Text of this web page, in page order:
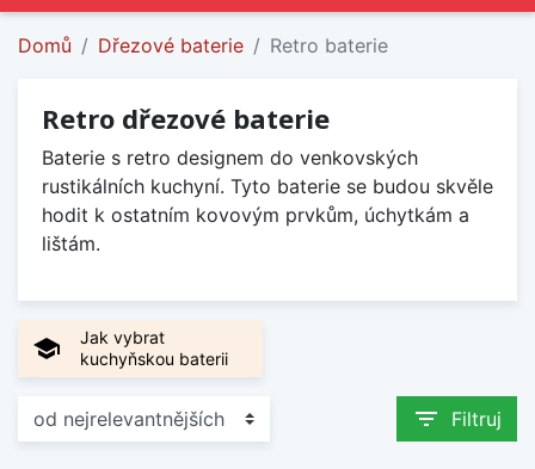
Domů Dřezové baterie Retro baterie
Retro dřezové baterie
Baterie s retro designem do venkovských
rustikálních kuchyní. Tyto baterie se budou skvěle
hodit k ostatním kovovým prvkům, úchytkám a
lištám.
school
Jak vybrat
kuchyňskou baterii
filter_list Filtruj